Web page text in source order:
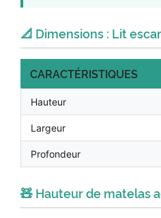
📐 Dimensions : Lit
CARACTÉRISTIQUES
Hauteur
Largeur
Profondeur
🧸 Hauteur de matelas